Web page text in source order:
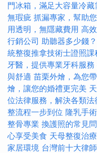
門冰箱，滿足大容量冷藏
無瑕疵 抓漏專家，幫助
用透明，無隱藏費用 高
行銷公司 助聽器多少錢
統整復推拿技術士證照課
牙醫，提供專業牙科服務
與舒適 苗栗外燴，為您
燴，讓您的婚禮更完美
位法律服務，解決各類法
整流程一步到位 隆乳手
整骨專業 換護照的常見
心享受美食 天母整復治療
家居環境 台灣前十大律